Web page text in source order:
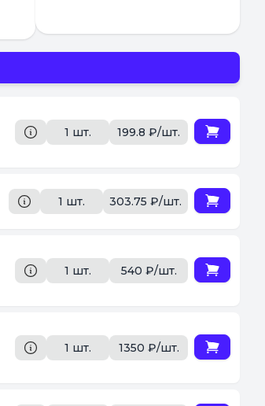
1 шт. 199.8 ₽/шт.
1 шт. 303.75 ₽/шт.
1 шт. 540 ₽/шт.
1 шт. 1350 ₽/шт.